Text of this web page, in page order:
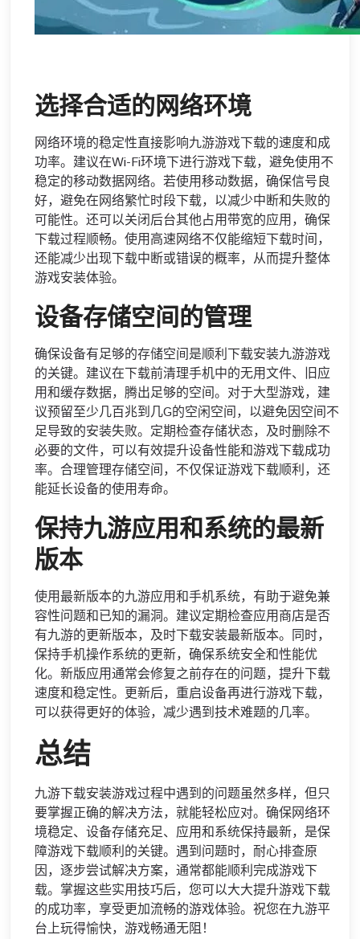
选择合适的网络环境
网络环境的稳定性直接影响九游游戏下载的速度和成
功率。建议在Wi-Fi环境下进行游戏下载，避免使用不
稳定的移动数据网络。若使用移动数据，确保信号良
好，避免在网络繁忙时段下载，以减少中断和失败的
可能性。还可以关闭后台其他占用带宽的应用，确保
下载过程顺畅。使用高速网络不仅能缩短下载时间，
还能减少出现下载中断或错误的概率，从而提升整体
游戏安装体验。
设备存储空间的管理
确保设备有足够的存储空间是顺利下载安装九游游戏
的关键。建议在下载前清理手机中的无用文件、旧应
用和缓存数据，腾出足够的空间。对于大型游戏，建
议预留至少几百兆到几G的空闲空间，以避免因空间不
足导致的安装失败。定期检查存储状态，及时删除不
必要的文件，可以有效提升设备性能和游戏下载成功
率。合理管理存储空间，不仅保证游戏下载顺利，还
能延长设备的使用寿命。
保持九游应用和系统的最新
版本
使用最新版本的九游应用和手机系统，有助于避免兼
容性问题和已知的漏洞。建议定期检查应用商店是否
有九游的更新版本，及时下载安装最新版本。同时，
保持手机操作系统的更新，确保系统安全和性能优
化。新版应用通常会修复之前存在的问题，提升下载
速度和稳定性。更新后，重启设备再进行游戏下载，
可以获得更好的体验，减少遇到技术难题的几率。
总结
九游下载安装游戏过程中遇到的问题虽然多样，但只
要掌握正确的解决方法，就能轻松应对。确保网络环
境稳定、设备存储充足、应用和系统保持最新，是保
障游戏下载顺利的关键。遇到问题时，耐心排查原
因，逐步尝试解决方案，通常都能顺利完成游戏下
载。掌握这些实用技巧后，您可以大大提升游戏下载
的成功率，享受更加流畅的游戏体验。祝您在九游平
台上玩得愉快，游戏畅通无阻！